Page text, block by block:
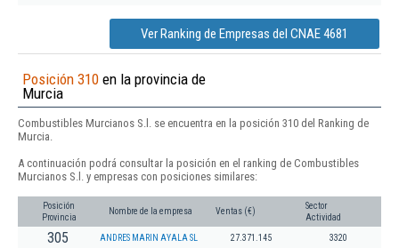
Ver Ranking de Empresas del CNAE 4681
Posición 310 en la provincia de
Murcia
Combustibles Murcianos S.l. se encuentra en la posición 310 del Ranking de
Murcia.
A continuación podrá consultar la posición en el ranking de Combustibles
Murcianos S.l. y empresas con posiciones similares:
Posición
Provincia
Nombre de la empresa Ventas (€)
Sector
Actividad
305 ANDRES MARIN AYALA SL 27.371.145 3320